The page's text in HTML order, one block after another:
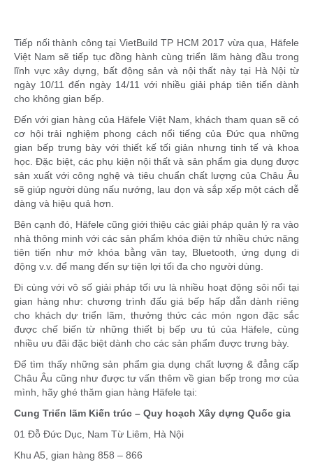
Tiếp nối thành công tại VietBuild TP HCM 2017 vừa qua, Häfele
Việt Nam sẽ tiếp tục đồng hành cùng triển lãm hàng đầu trong
lĩnh vực xây dựng, bất động sản và nội thất này tại Hà Nội từ
ngày 10/11 đến ngày 14/11 với nhiều giải pháp tiên tiến dành
cho không gian bếp.
Đến với gian hàng của Häfele Việt Nam, khách tham quan sẽ có
cơ hội trải nghiệm phong cách nổi tiếng của Đức qua những
gian bếp trưng bày với thiết kế tối giản nhưng tinh tế và khoa
học. Đặc biệt, các phụ kiện nội thất và sản phẩm gia dụng được
sản xuất với công nghệ và tiêu chuẩn chất lượng của Châu Âu
sẽ giúp người dùng nấu nướng, lau dọn và sắp xếp một cách dễ
dàng và hiệu quả hơn.
Bên cạnh đó, Häfele cũng giới thiệu các giải pháp quản lý ra vào
nhà thông minh với các sản phẩm khóa điện tử nhiều chức năng
tiên tiến như mở khóa bằng vân tay, Bluetooth, ứng dụng di
động v.v. để mang đến sự tiện lợi tối đa cho người dùng.
Đi cùng với vô số giải pháp tối ưu là nhiều hoạt động sôi nổi tại
gian hàng như: chương trình đấu giá bếp hấp dẫn dành riêng
cho khách dự triển lãm, thưởng thức các món ngon đặc sắc
được chế biến từ những thiết bị bếp ưu tú của Häfele, cùng
nhiều ưu đãi đặc biệt dành cho các sản phẩm được trưng bày.
Để tìm thấy những sản phẩm gia dụng chất lượng & đẳng cấp
Châu Âu cũng như được tư vấn thêm về gian bếp trong mơ của
mình, hãy ghé thăm gian hàng Häfele tại:
Cung Triển lãm Kiến trúc – Quy hoạch Xây dựng Quốc gia
01 Đỗ Đức Dục, Nam Từ Liêm, Hà Nội
Khu A5, gian hàng 858 – 866